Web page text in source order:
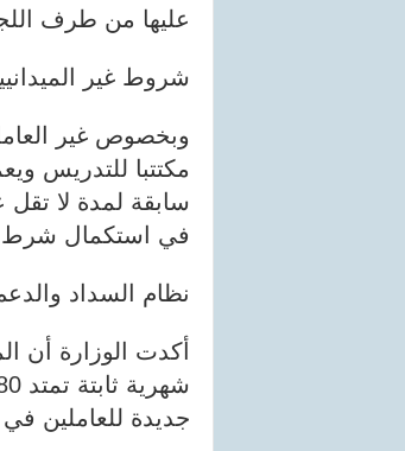
عليها من طرف
شروط غير
وبخصوص غير
مكتتبا للتدريس
في استكمال شرط
نظام السداد
جديدة للعاملين في الميدان، و486 أوقية